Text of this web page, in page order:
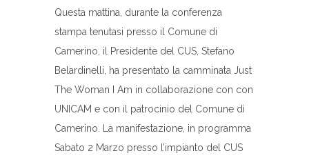
Questa mattina, durante la conferenza
stampa tenutasi presso il Comune di
Camerino, il Presidente del CUS, Stefano
Belardinelli, ha presentato la camminata Just
The Woman I Am in collaborazione con con
UNICAM e con il patrocinio del Comune di
Camerino. La manifestazione, in programma
Sabato 2 Marzo presso l’impianto del CUS